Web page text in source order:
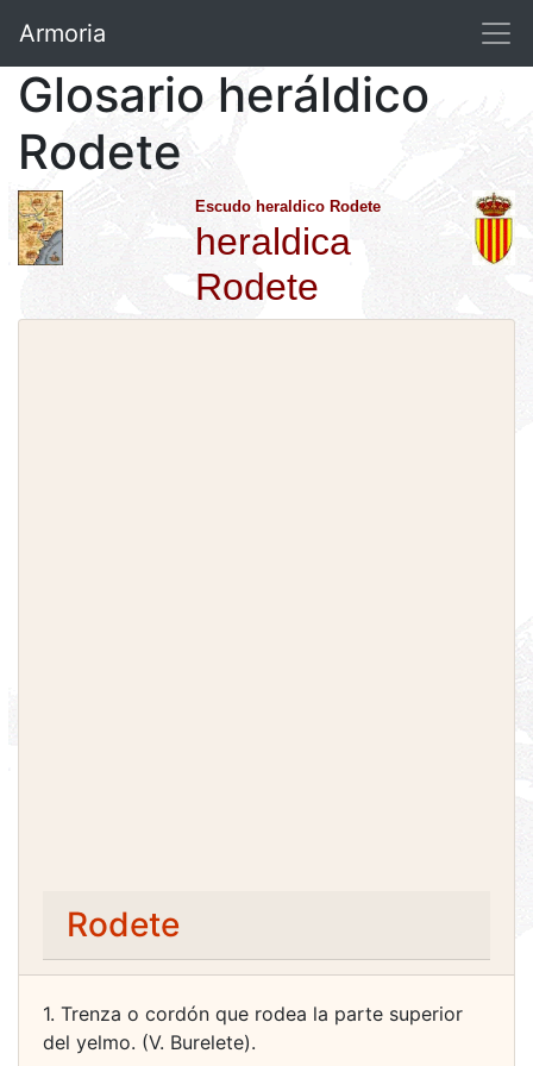
Armoria
Glosario heráldico
Rodete
Escudo heraldico Rodete
heraldica
Rodete
Rodete
1. Trenza o cordón que rodea la parte superior
del yelmo. (V. Burelete).